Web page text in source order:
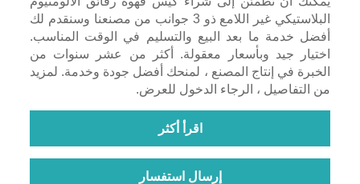
البلاستيكي غير اللامع ذو 3 جوانب من مصنعنا وسنقدم لك
أفضل خدمة ما بعد البيع والتسليم في الوقت المناسب.
اختيار جيد وبأسعار معقولة. أكثر من عشر سنوات من
الخبرة في إنتاج المصنع ، لمنحك أفضل جودة وخدمة. لمزيد
من التفاصيل ، الرجاء الدخول للعرض.
اقرأ أكثر
إرسال استفسار